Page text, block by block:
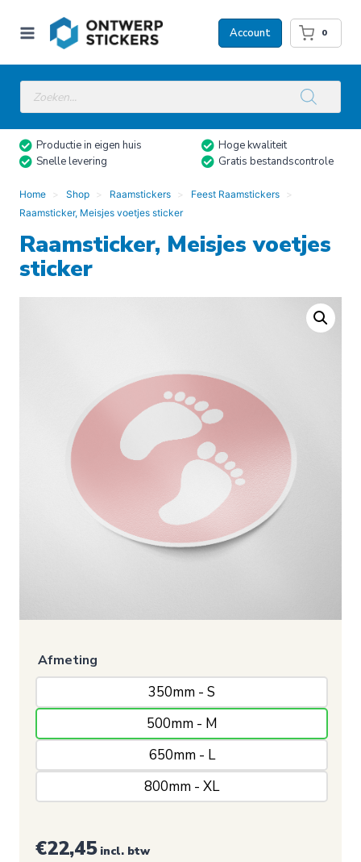
naar
Account 0
Producten
zoeken
Productie in eigen huis
Hoge kwaliteit
Snelle levering
Gratis bestandscontrole
Home Shop Raamstickers
Feest Raamstickers
Raamsticker, Meisjes voetjes sticker
Raamsticker, Meisjes voetjes
sticker
Afmeting
350mm - S
500mm - M
650mm - L
800mm - XL
€22,45incl. btw